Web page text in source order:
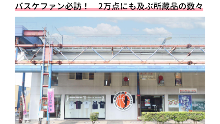
バスケファン必訪！ 2万点にも及ぶ所蔵品の数々